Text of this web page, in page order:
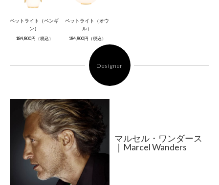
ペットライト（ペンギ
ン）
184,800円（税込）
ペットライト（オウ
ル）
184,800円（税込）
Designer
マルセル・ワンダース
｜Marcel Wanders